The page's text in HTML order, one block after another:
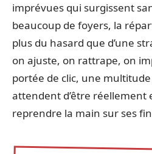
imprévues qui surgissent
beaucoup de foyers, la
plus du hasard que d’une
on ajuste, on rattrape, on
portée de clic, une
attendent d’être réellement
reprendre la main sur ses